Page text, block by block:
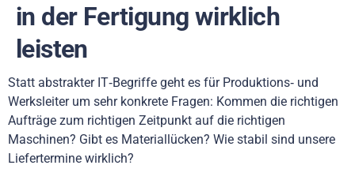
Statt abstrakter IT‑Begriffe geht es für Produktions‑ und
Werksleiter um sehr konkrete Fragen: Kommen die richtigen
Aufträge zum richtigen Zeitpunkt auf die richtigen
Maschinen? Gibt es Materiallücken? Wie stabil sind unsere
Liefertermine wirklich?
in der Fertigung wirklich
leisten